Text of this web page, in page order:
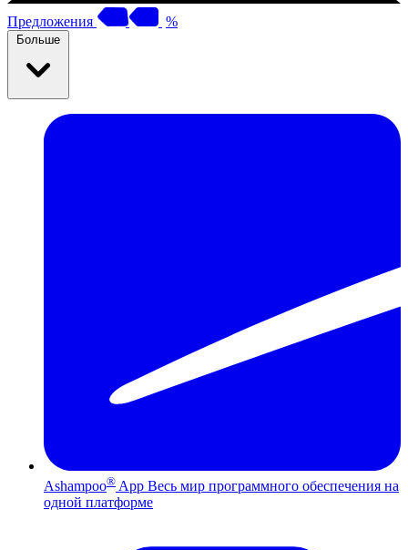
Предложения %
Больше
Ashampoo® App Весь мир программного обеспечения на
одной платформе